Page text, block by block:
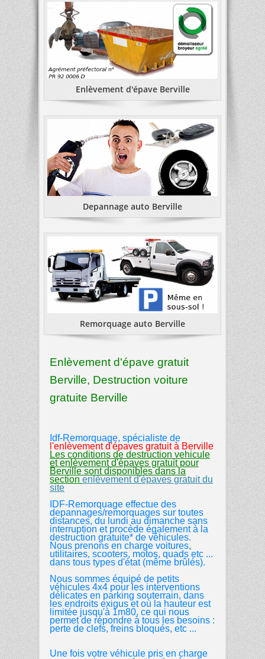
Enlèvement d'épave Berville
Depannage auto Berville
Remorquage auto Berville
Enlèvement d'épave gratuit
Berville, Destruction voiture
gratuite Berville
Idf-Remorquage, spécialiste de
l'enlèvement d'épaves gratuità Berville
Les conditions de destruction vehicule
et enlèvement d'épaves gratuit pour
Berville sont disponibles dans la
section enlèvement d'épaves gratuit du
site
IDF-Remorquage effectue des
depannages/remorquages sur toutes
distances, du lundi au dimanche sans
interruption et procède également à la
destruction gratuite* de véhicules.
Nous prenons en charge voitures,
utilitaires, scooters, motos, quads etc ...
dans tous types d'état (même brûlés).
Nous sommes équipé de petits
véhicules 4x4 pour les interventions
délicates en parking souterrain, dans
les endroits exigus et où la hauteur est
limitée jusqu'à 1m80, ce qui nous
permet de répondre à tous les besoins :
perte de clefs, freins bloqués, etc ...
Une fois votre véhicule pris en charge